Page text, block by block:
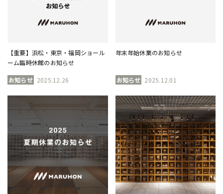
【重要】浜松・東京・福岡ショール
ーム臨時休館のお知らせ
お知らせ 2025.12.26
年末年始休業のお知らせ
お知らせ 2025.12.01